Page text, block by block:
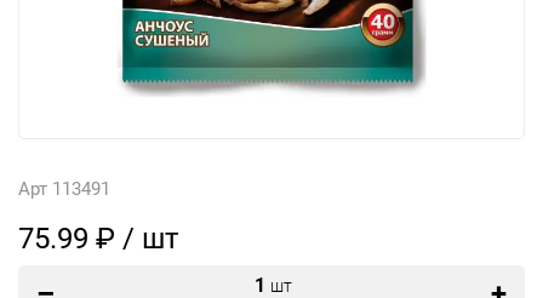
Арт 113491
75.99 ₽ / шт
1 шт